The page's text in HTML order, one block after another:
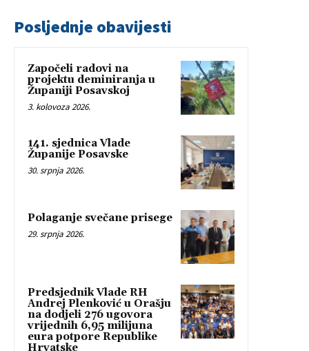
Posljednje obavijesti
Započeli radovi na
projektu deminiranja u
Županiji Posavskoj
3. kolovoza 2026.
141. sjednica Vlade
Županije Posavske
30. srpnja 2026.
Polaganje svečane prisege
29. srpnja 2026.
Predsjednik Vlade RH
Andrej Plenković u Orašju
na dodjeli 276 ugovora
vrijednih 6,95 milijuna
eura potpore Republike
Hrvatske